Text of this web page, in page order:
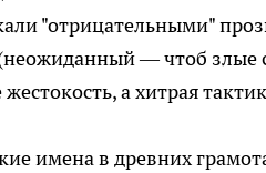
"отрицательными"
— чтоб
а хитрая
имена в древних